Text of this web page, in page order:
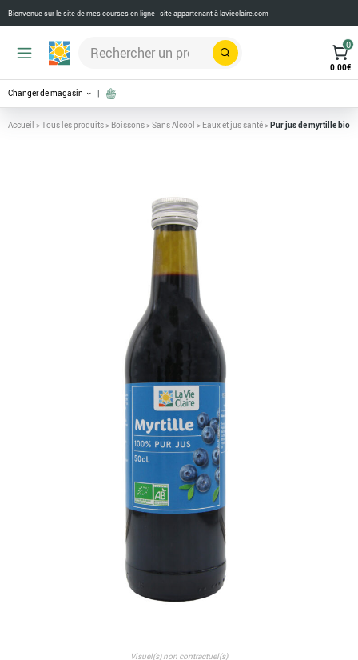
Bienvenue sur le site de mes courses en ligne - site appartenant àlavieclaire.com
Rechercher
0
0.00€
Changer de magasin
Accueil >Tous les produits> Boissons>Sans Alcool > Eaux et jus santé>Pur jus de myrtille bio
Visuel(s) non contractuel(s)